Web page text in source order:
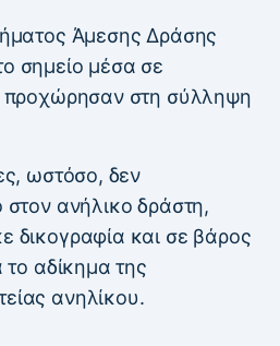
Άμεσης Δράσης
σημείο μέσα σε
προχώρησαν στη σύλληψη
ωστόσο, δεν
στον ανήλικο δράστη,
δικογραφία και σε βάρος
το αδίκημα της
ανηλίκου.